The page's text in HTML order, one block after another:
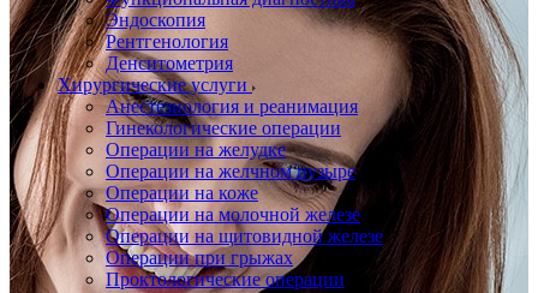
Эндоскопия
Рентгенология
Денситометрия
Хирургические услуги
Анестезиология и реанимация
Гинекологические операции
Операции на желудке
Операции на желчном пузыре
Операции на коже
Операции на молочной железе
Операции на щитовидной железе
Операции при грыжах
Проктологические операции